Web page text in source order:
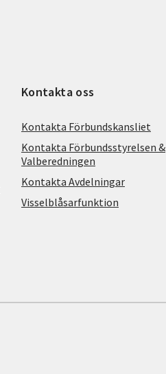
Kontakta oss
Kontakta Förbundskansliet
Kontakta Förbundsstyrelsen &
Valberedningen
Kontakta Avdelningar
Visselblåsarfunktion